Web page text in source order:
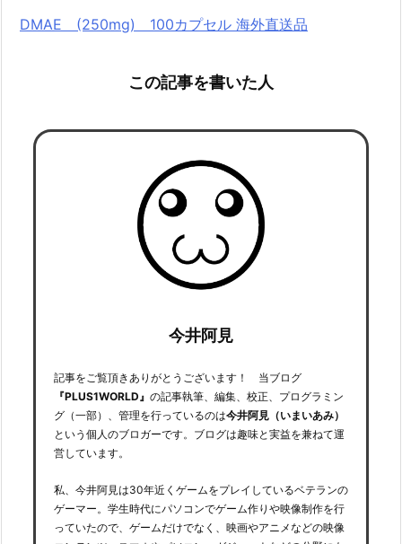
DMAE (250mg) 100カプセル 海外直送品
この記事を書いた人
今井阿見
記事をご覧頂きありがとうございます！ 当ブログ
『PLUS1WORLD』 の記事執筆、編集、校正、プログラミン
グ（一部）、管理を行っているのは今井阿見（いまいあみ）
という個人のブロガーです。ブログは趣味と実益を兼ねて運
営しています。
私、今井阿見は30年近くゲームをプレイしているベテランの
ゲーマー。学生時代にパソコンでゲーム作りや映像制作を行
っていたので、ゲームだけでなく、映画やアニメなどの映像